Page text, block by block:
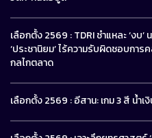
เลือกตั้ง 2569 : TDRI ชำแหละ ‘งบ
‘ประชานิยม’ ไร้ความรับผิดชอบการ
กลไกตลาด
เลือกตั้ง 2569 : อีสาน: เกม 3 สี น้ำ